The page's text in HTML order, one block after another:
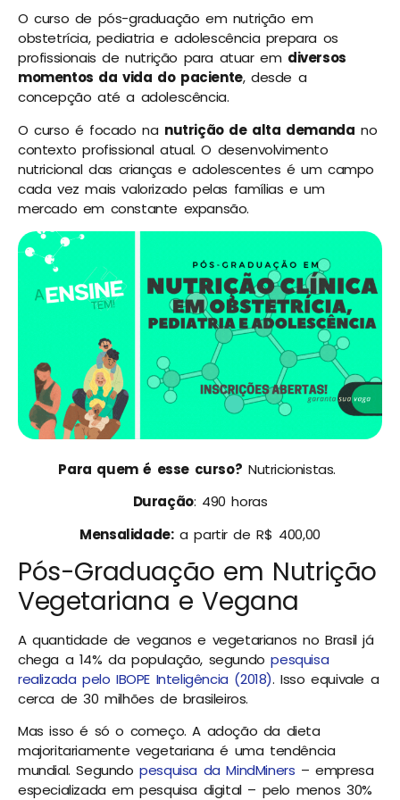
O curso de pós-graduação em nutrição em
obstetrícia, pediatria e adolescência prepara os
profissionais de nutrição para atuar em diversos
momentos da vida do paciente, desde a
concepção até a adolescência.
O curso é focado na nutrição de alta demanda no
contexto profissional atual. O desenvolvimento
nutricional das crianças e adolescentes é um campo
cada vez mais valorizado pelas famílias e um
mercado em constante expansão.
Para quem é esse curso? Nutricionistas.
Duração: 490 horas
Mensalidade:a partir de R$ 400,00
Pós-Graduação em Nutrição
Vegetariana e Vegana
A quantidade de veganos e vegetarianos no Brasil já
chega a 14% da população, segundopesquisa
realizada pelo IBOPE Inteligência (2018). Isso equivale a
cerca de 30 milhões de brasileiros.
Mas isso é só o começo. A adoção da dieta
majoritariamente vegetariana é uma tendência
mundial. Segundopesquisa da MindMiners – empresa
especializada em pesquisa digital – pelo menos 30%